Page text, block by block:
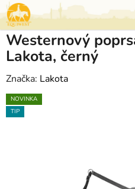
Přejít
na
obsah
Westernový
Lakota, černý
Značka: Lakota
NOVINKA
TIP